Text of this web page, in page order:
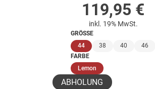
119,95 €
inkl. 19% MwSt.
GRÖSSE
44(ausgewählt)
38 40
46
FARBE
Lemon(ausgewählt)
ABHOLUNG